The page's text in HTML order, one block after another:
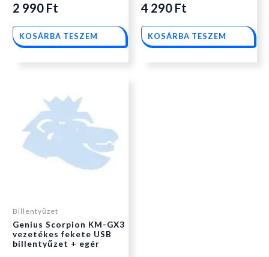
2 990 Ft
KOSÁRBA TESZEM
4 290 Ft
KOSÁRBA TESZEM
Billentyűzet
Genius Scorpion KM-GX3
vezetékes fekete USB
billentyűzet + egér